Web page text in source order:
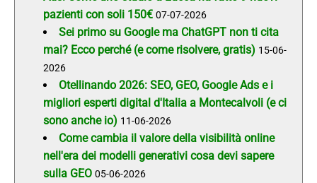
pazienti con soli 150€ 07-07-2026
Sei primo su Google ma ChatGPT non ti cita
mai? Ecco perché (e come risolvere, gratis) 15-06-
2026
Otellinando 2026: SEO, GEO, Google Ads e i
migliori esperti digital d'Italia a Montecalvoli (e ci
sono anche io) 11-06-2026
Come cambia il valore della visibilità online
nell'era dei modelli generativi cosa devi sapere
sulla GEO 05-06-2026